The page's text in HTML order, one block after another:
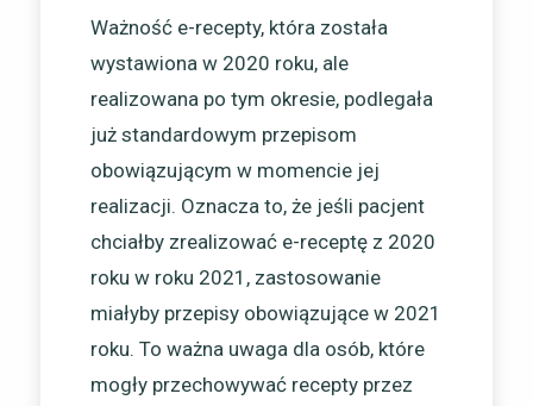
Ważność e-recepty, która została
wystawiona w 2020 roku, ale
realizowana po tym okresie, podlegała
już standardowym przepisom
obowiązującym w momencie jej
realizacji. Oznacza to, że jeśli pacjent
chciałby zrealizować e-receptę z 2020
roku w roku 2021, zastosowanie
miałyby przepisy obowiązujące w 2021
roku. To ważna uwaga dla osób, które
mogły przechowywać recepty przez